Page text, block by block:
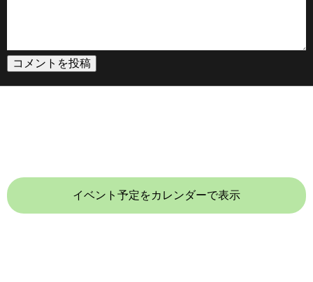
イベント予定をカレンダーで表示